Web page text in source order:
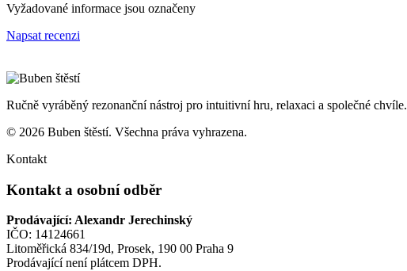
Vyžadované informace jsou označeny
Napsat recenzi
Ručně vyráběný rezonanční nástroj pro intuitivní hru, relaxaci a společné chvíle.
© 2026 Buben štěstí. Všechna práva vyhrazena.
Kontakt
Kontakt a osobní odběr
Prodávající: Alexandr Jerechinský
IČO: 14124661
Litoměřická 834/19d, Prosek, 190 00 Praha 9
Prodávající není plátcem DPH.